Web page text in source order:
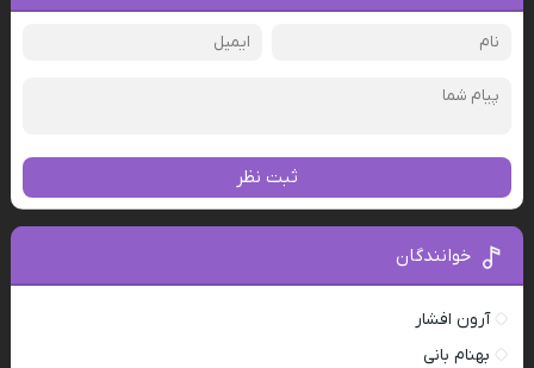
ثبت نظر
خوانندگان
آرون افشار
بهنام بانی